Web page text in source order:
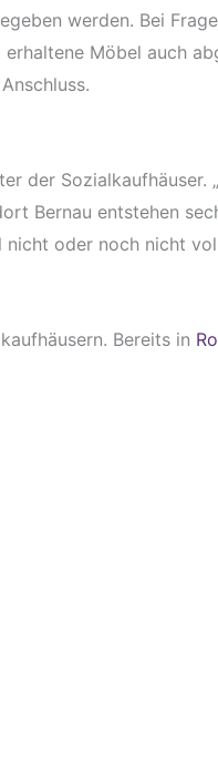
werden. Bei
Möbel auch
der Sozialkaufhäuser.
Bernau entstehen
nicht oder noch nicht
Bereits in